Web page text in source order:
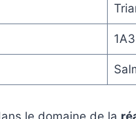
le domaine de la